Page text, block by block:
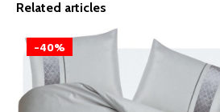
Related articles
-40%